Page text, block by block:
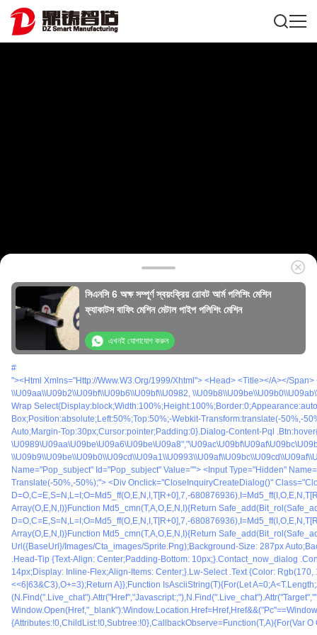
সিএনসি 6 অক্ষ সম্পূর্ণ স্বয়ংক্রিয় রোবট আর্ম পলিশিং মেশিন
ফ্যাকাটস বাফিং মেশিন মেটাল পাইপ পলিশিং মেশিন
এখনই যোগাযোগ করুন
#
"><html Xmlns="http://www.w3.org/1999/xhtml"> <head> <title></a></span> <span>#<a Href="/bengali/buy-Auto-Buffing-Machine.html" Title="স্বয়ংক্রিয় মসৃণতা মেশিন">স্বয়ংক্রিয় মসৃণতা মেশিন</a></span> <span>#<a Href="/bengali/buy-Auto-